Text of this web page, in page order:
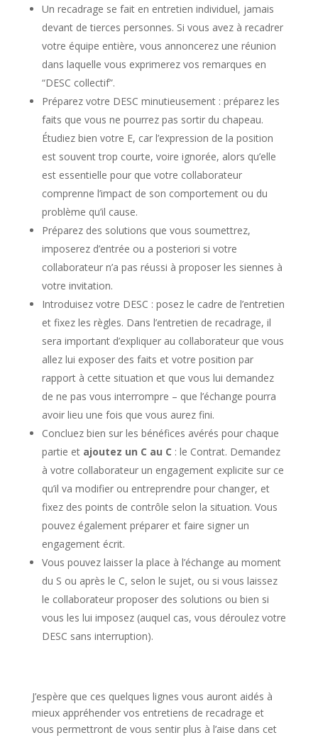
Un recadrage se fait en entretien individuel, jamais
devant de tierces personnes. Si vous avez à recadrer
votre équipe entière, vous annoncerez une réunion
dans laquelle vous exprimerez vos remarques en
“DESC collectif”.
Préparez votre DESC minutieusement : préparez les
faits que vous ne pourrez pas sortir du chapeau.
Étudiez bien votre E, car l’expression de la position
est souvent trop courte, voire ignorée, alors qu’elle
est essentielle pour que votre collaborateur
comprenne l’impact de son comportement ou du
problème qu’il cause.
Préparez des solutions que vous soumettrez,
imposerez d’entrée ou a posteriori si votre
collaborateur n’a pas réussi à proposer les siennes à
votre invitation.
Introduisez votre DESC : posez le cadre de l’entretien
et fixez les règles. Dans l’entretien de recadrage, il
sera important d’expliquer au collaborateur que vous
allez lui exposer des faits et votre position par
rapport à cette situation et que vous lui demandez
de ne pas vous interrompre – que l’échange pourra
avoir lieu une fois que vous aurez fini.
Concluez bien sur les bénéfices avérés pour chaque
partie et ajoutez un C au C : le Contrat. Demandez
à votre collaborateur un engagement explicite sur ce
qu’il va modifier ou entreprendre pour changer, et
fixez des points de contrôle selon la situation. Vous
pouvez également préparer et faire signer un
engagement écrit.
Vous pouvez laisser la place à l’échange au moment
du S ou après le C, selon le sujet, ou si vous laissez
le collaborateur proposer des solutions ou bien si
vous les lui imposez (auquel cas, vous déroulez votre
DESC sans interruption).
J’espère que ces quelques lignes vous auront aidés à
mieux appréhender vos entretiens de recadrage et
vous permettront de vous sentir plus à l’aise dans cet